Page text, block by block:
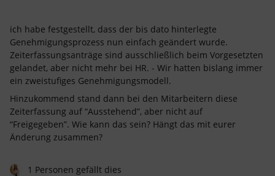
ich habe festgestellt, dass der bis dato hinterlegte
Genehmigungsprozess nun einfach geändert wurde.
Zeiterfassungsanträge sind ausschließlich beim Vorgesetzten
gelandet, aber nicht mehr bei HR. - Wir hatten bislang immer
ein zweistufiges Genehmigungsmodell.
Hinzukommend stand dann bei den Mitarbeitern diese
Zeiterfassung auf “Ausstehend”, aber nicht auf
“Freigegeben”. Wie kann das sein? Hängt das mit eurer
Änderung zusammen?
1 Personen gefällt dies